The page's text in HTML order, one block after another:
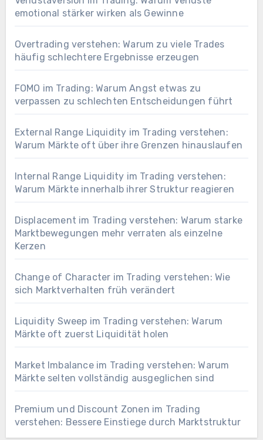
emotional stärker wirken als Gewinne
Overtrading verstehen: Warum zu viele Trades
häufig schlechtere Ergebnisse erzeugen
FOMO im Trading: Warum Angst etwas zu
verpassen zu schlechten Entscheidungen führt
External Range Liquidity im Trading verstehen:
Warum Märkte oft über ihre Grenzen hinauslaufen
Internal Range Liquidity im Trading verstehen:
Warum Märkte innerhalb ihrer Struktur reagieren
Displacement im Trading verstehen: Warum starke
Marktbewegungen mehr verraten als einzelne
Kerzen
Change of Character im Trading verstehen: Wie
sich Marktverhalten früh verändert
Liquidity Sweep im Trading verstehen: Warum
Märkte oft zuerst Liquidität holen
Market Imbalance im Trading verstehen: Warum
Märkte selten vollständig ausgeglichen sind
Premium und Discount Zonen im Trading
verstehen: Bessere Einstiege durch Marktstruktur